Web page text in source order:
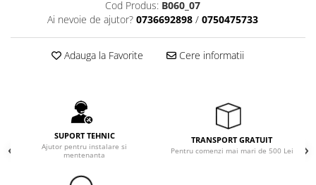
Cod Produs: B060_07
Ai nevoie de ajutor? 0736692898 / 0750475733
Adauga la Favorite Cere informatii
SUPORT TEHNIC
Ajutor pentru instalare si
mentenanta
TRANSPORT GRATUIT
Pentru comenzi mai mari de 500 Lei